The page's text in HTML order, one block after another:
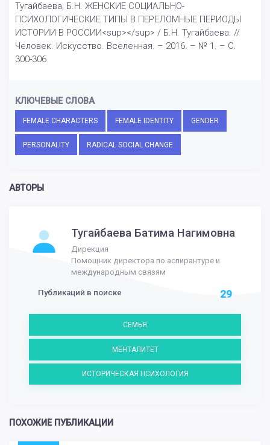
Тугайбаева, Б.Н. ЖЕНСКИЕ СОЦИАЛЬНО-
ПСИХОЛОГИЧЕСКИЕ ТИПЫ В ПЕРЕЛОМНЫЕ ПЕРИОДЫ
ИСТОРИИ В РОССИИ<sup></sup> / Б.Н. Тугайбаева. //
Человек. Искусство. Вселенная. – 2016. – № 1. – С.
300-306
КЛЮЧЕВЫЕ СЛОВА
FEMALE CHARACTERS FEMALE IDENTITY GENDER
PERSONALITY RADICAL SOCIAL CHANGE
АВТОРЫ
Тугайбаева Батима Нагимовна
Дирекция
Помощник директора по аспирантуре и
международным связям
Публикаций в поиске 29
СЕМЬЯ
МЕНТАЛИТЕТ
ИСТОРИЧЕСКАЯ ПСИХОЛОГИЯ
ПОХОЖИЕ ПУБЛИКАЦИИ